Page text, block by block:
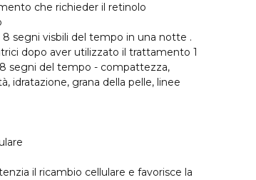
che richieder il retinolo
segni visbili del tempo in una notte .
dopo aver utilizzato il trattamento 1
segni del tempo - compattezza,
idratazione, grana della pelle, linee
il ricambio cellulare e favorisce la